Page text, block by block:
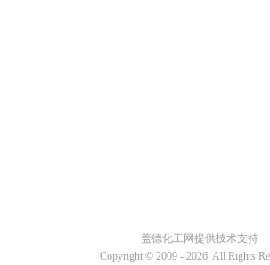
盖德化工网提供技术支持
Copyright © 2009 - 2026. All Rights